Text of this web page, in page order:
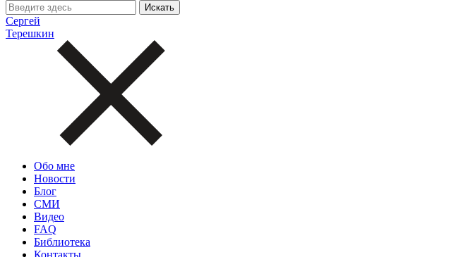
Сергей
Терешкин
Обо мне
Новости
Блог
СМИ
Видео
FAQ
Библиотека
Контакты